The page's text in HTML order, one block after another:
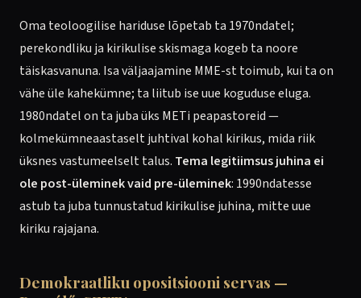
Oma teoloogilise hariduse lõpetab ta 1970ndatel;
perekondliku ja kirikulise skismaga kogeb ta noore
täiskasvanuna. Isa väljaajamine MME-st toimub, kui ta on
vähe üle kahekümne; ta liitub ise uue koguduse eluga.
1980ndatel on ta juba üks METi peapastoreid —
kolmekümneaastaselt juhtival kohal kirikus, mida riik
üksnes vastumeelselt talus. Tema legitiimsus juhina ei
ole post-üleminek vaid pre-üleminek: 1990ndatesse
astub ta juba tunnustatud kirikulise juhina, mitte uue
kiriku rajajana.
Demokraatliku opositsiooni servas —